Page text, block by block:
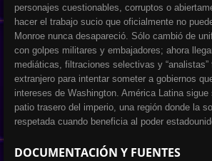
personajes cuestionables, corruptos o
hacer el trabajo sucio que oficialmente no
Monroe nunca desapareció. Sólo cambió de
con golpes militares y embajadores; ahora
mediáticas, filtraciones selectivas y “analistas”
extranjero para intentar someter a gobiernos
intereses de Washington. América Latina sigue
patio trasero del imperio, una región donde la
respetada cuando beneficia al poder
DOCUMENTACIÓN Y FUENTES